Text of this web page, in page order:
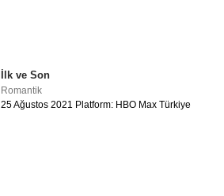
İlk ve Son
Romantik
25 Ağustos 2021 Platform: HBO Max Türkiye